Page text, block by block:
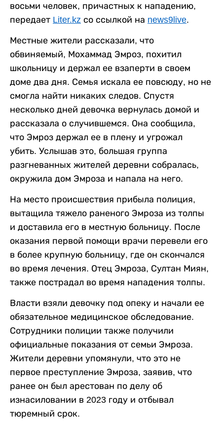
восьми человек, причастных к нападению,
передает Liter.kz со ссылкой на news9live.
Местные жители рассказали, что
обвиняемый, Мохаммад Эмроз, похитил
школьницу и держал ее взаперти в своем
доме два дня. Семья искала ее повсюду, но не
смогла найти никаких следов. Спустя
несколько дней девочка вернулась домой и
рассказала о случившемся. Она сообщила,
что Эмроз держал ее в плену и угрожал
убить. Услышав это, большая группа
разгневанных жителей деревни собралась,
окружила дом Эмроза и напала на него.
На место происшествия прибыла полиция,
вытащила тяжело раненого Эмроза из толпы
и доставила его в местную больницу. После
оказания первой помощи врачи перевели его
в более крупную больницу, где он скончался
во время лечения. Отец Эмроза, Султан Миян,
также пострадал во время нападения толпы.
Власти взяли девочку под опеку и начали ее
обязательное медицинское обследование.
Сотрудники полиции также получили
официальные показания от семьи Эмроза.
Жители деревни упомянули, что это не
первое преступление Эмроза, заявив, что
ранее он был арестован по делу об
изнасиловании в 2023 году и отбывал
тюремный срок.